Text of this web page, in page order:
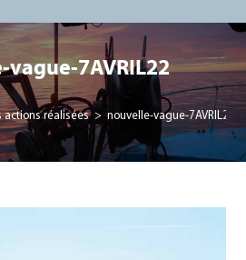
7AVRIL22
actions réalisées > nouvelle-vague-7AVRIL22